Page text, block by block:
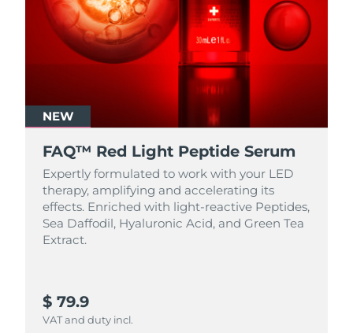
NEW
FAQ™ Red Light Peptide Serum
Expertly formulated to work with your LED
therapy, amplifying and accelerating its
effects. Enriched with light‑reactive Peptides,
Sea Daffodil, Hyaluronic Acid, and Green Tea
Extract.
$ 79.9
VAT and duty incl.